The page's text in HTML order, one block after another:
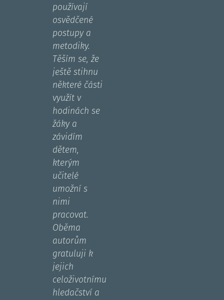
používají
osvědčené
postupy a
metodiky.
Těším se, že
ještě stihnu
některé části
využít v
hodinách se
žáky a
závidím
dětem,
kterým
učitelé
umožní s
nimi
pracovat.
Oběma
autorům
gratuluji k
jejich
celoživotnímu
hledačství a